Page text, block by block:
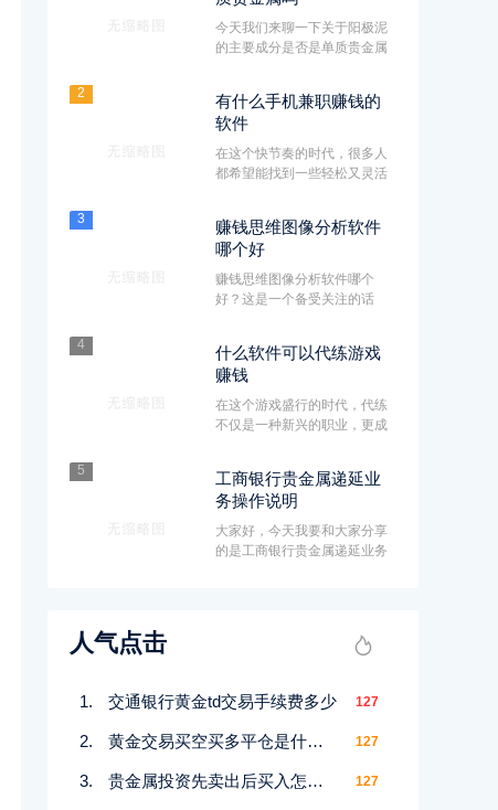
今天我们来聊一下关于阳极泥
的主要成分是否是单质贵金属
2
有什么手机兼职赚钱的
软件
在这个快节奏的时代，很多人
都希望能找到一些轻松又灵活
3
赚钱思维图像分析软件
哪个好
赚钱思维图像分析软件哪个
好？这是一个备受关注的话
4
什么软件可以代练游戏
赚钱
在这个游戏盛行的时代，代练
不仅是一种新兴的职业，更成
5
工商银行贵金属递延业
务操作说明
大家好，今天我要和大家分享
的是工商银行贵金属递延业务
人气点击
交通银行黄金td交易手续费多少 127
黄金交易买空买多平仓是什么意思 127
贵金属投资先卖出后买入怎么赚钱 127